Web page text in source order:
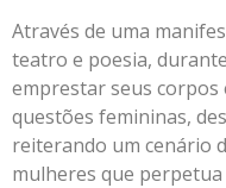
Através de uma
teatro e poesia,
emprestar seus corpos
questões femininas,
reiterando um cenário
mulheres que perpetua